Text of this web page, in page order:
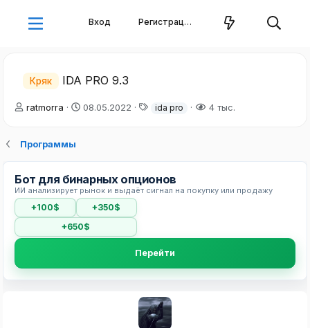
Вход Регистрация
Кряк IDA PRO 9.3
А
о
е
м
ы
ratmorra
Д
ч
а
а
08.05.2022
Тida pro 4 тыс.
Программы
Бот для бинарных опционов
ИИ анализирует рынок и выдаёт сигнал на покупку или продажу
+100$
+350$
+650$
Перейти